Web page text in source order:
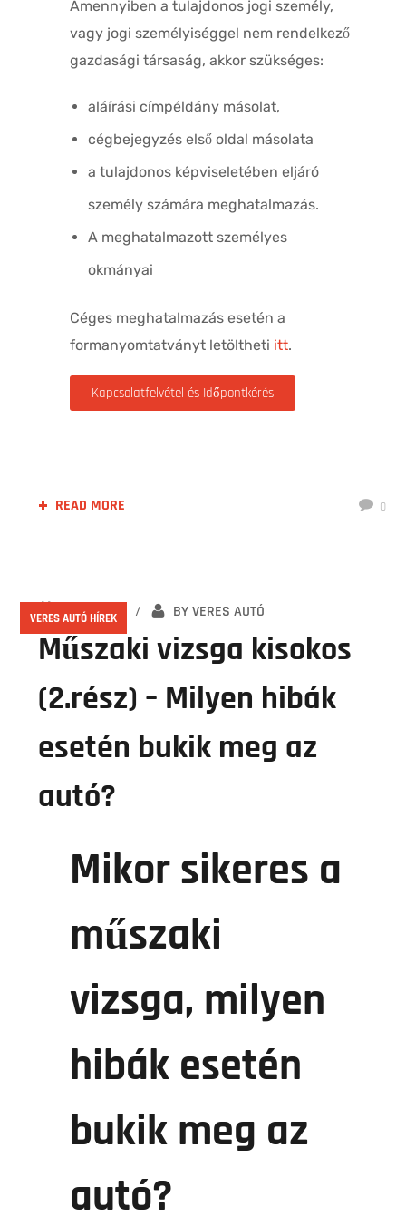
Amennyiben a tulajdonos jogi személy,
vagy jogi személyiséggel nem rendelkező
gazdasági társaság, akkor szükséges:
aláírási címpéldány másolat,
cégbejegyzés első oldal másolata
a tulajdonos képviseletében eljáró
személy számára meghatalmazás.
A meghatalmazott személyes
okmányai
Céges meghatalmazás esetén a
formanyomtatványt letöltheti itt.
Kapcsolatfelvétel és Időpontkérés
READ MORE 0
VERES AUTÓ HÍREK
2021.01.21. BYVERES AUTÓ
Műszaki vizsga kisokos
(2.rész) – Milyen hibák
esetén bukik meg az
autó?
Mikor sikeres a
műszaki
vizsga, milyen
hibák esetén
bukik meg az
autó?